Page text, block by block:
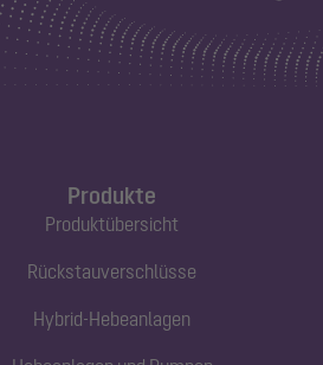
Produkte
Produktübersicht
Rückstauverschlüsse
Hybrid-Hebeanlagen